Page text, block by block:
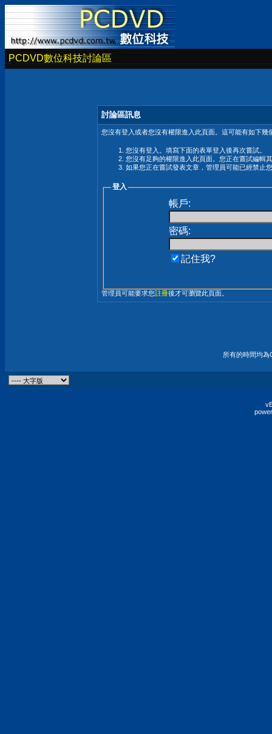
PCDVD數位科技討論區
討論區訊息
您沒有登入或者您沒有權限進入此頁面。這可能有如下幾
您沒有登入。填寫下面的表單登入後再次嘗試。
您沒有足夠的權限進入此頁面。您正在嘗試編輯
如果您正在嘗試發表文章，管理員可能已經禁止
登入
帳戶:
密碼:
記住我?
管理員可能要求您註冊後才可瀏覽此頁面。
所有的時間均為